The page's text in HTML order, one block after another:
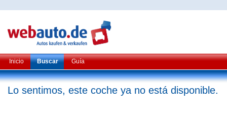
Inicio Buscar Guía
Lo sentimos, este coche ya no está disponible.